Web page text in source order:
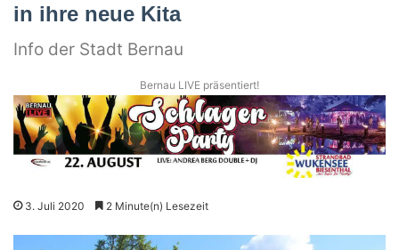
in ihre neue Kita
Info der Stadt Bernau
Bernau LIVE präsentiert!
3. Juli 2020 2 Minute(n) Lesezeit